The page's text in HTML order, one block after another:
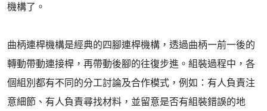
機構了。
曲柄連桿機構是經典的四腳連桿機構，透過曲柄一前一後的
轉動帶動連接桿，再帶動後腳的往復步進。組裝過程中，各
個組別都有不同的分工討論及合作模式，例如：有人負責注
意細節、有人負責尋找材料，並留意是否有組裝錯誤的地